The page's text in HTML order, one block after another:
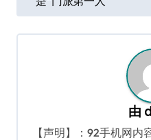
导
航
由
【声明】：92手机网